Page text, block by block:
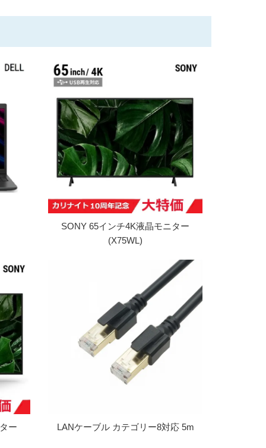
SONY 65インチ4K液晶モニター
(X75WL)
ー
LANケーブル カテゴリー8対応 5m